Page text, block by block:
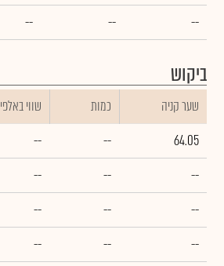
--
--
--
ביקוש
שער קניה כמות ₪ שווי באלפי
64.05
--
--
--
--
--
--
--
--
--
--
--